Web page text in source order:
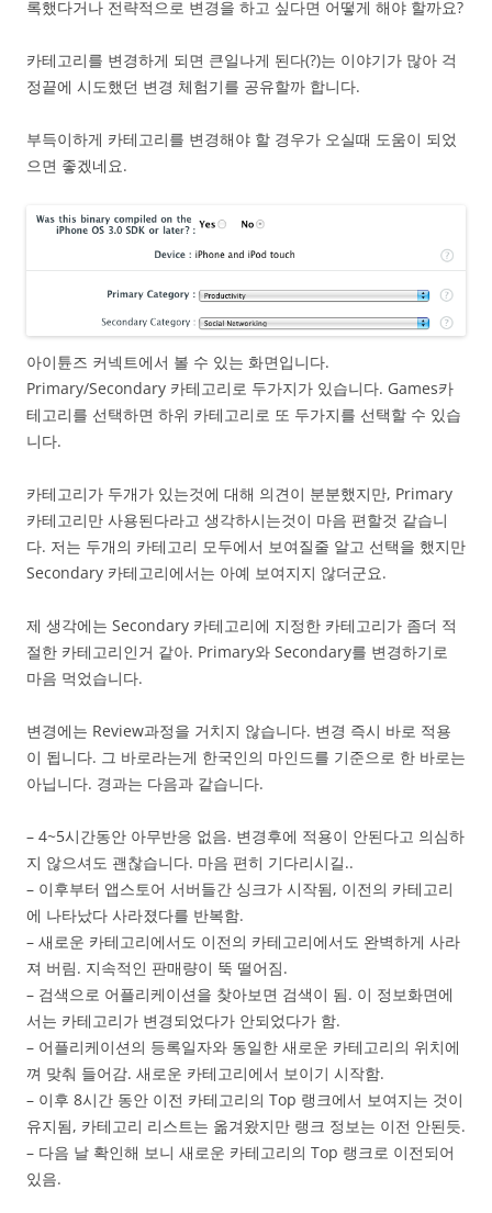
록했다거나 전략적으로 변경을 하고 싶다면 어떻게 해야 할까요?
카테고리를 변경하게 되면 큰일나게 된다(?)는 이야기가 많아 걱
정끝에 시도했던 변경 체험기를 공유할까 합니다.
부득이하게 카테고리를 변경해야 할 경우가 오실때 도움이 되었
으면 좋겠네요.
아이튠즈 커넥트에서 볼 수 있는 화면입니다.
Primary/Secondary 카테고리로 두가지가 있습니다. Games카
테고리를 선택하면 하위 카테고리로 또 두가지를 선택할 수 있습
니다.
카테고리가 두개가 있는것에 대해 의견이 분분했지만, Primary
카테고리만 사용된다라고 생각하시는것이 마음 편할것 같습니
다. 저는 두개의 카테고리 모두에서 보여질줄 알고 선택을 했지만
Secondary 카테고리에서는 아예 보여지지 않더군요.
제 생각에는 Secondary 카테고리에 지정한 카테고리가 좀더 적
절한 카테고리인거 같아. Primary와 Secondary를 변경하기로
마음 먹었습니다.
변경에는 Review과정을 거치지 않습니다. 변경 즉시 바로 적용
이 됩니다. 그 바로라는게 한국인의 마인드를 기준으로 한 바로는
아닙니다. 경과는 다음과 같습니다.
– 4~5시간동안 아무반응 없음. 변경후에 적용이 안된다고 의심하
지 않으셔도 괜찮습니다. 마음 편히 기다리시길..
– 이후부터 앱스토어 서버들간 싱크가 시작됨, 이전의 카테고리
에 나타났다 사라졌다를 반복함.
– 새로운 카테고리에서도 이전의 카테고리에서도 완벽하게 사라
져 버림. 지속적인 판매량이 뚝 떨어짐.
– 검색으로 어플리케이션을 찾아보면 검색이 됨. 이 정보화면에
서는 카테고리가 변경되었다가 안되었다가 함.
– 어플리케이션의 등록일자와 동일한 새로운 카테고리의 위치에
껴 맞춰 들어감. 새로운 카테고리에서 보이기 시작함.
– 이후 8시간 동안 이전 카테고리의 Top 랭크에서 보여지는 것이
유지됨, 카테고리 리스트는 옮겨왔지만 랭크 정보는 이전 안된듯.
– 다음 날 확인해 보니 새로운 카테고리의 Top 랭크로 이전되어
있음.